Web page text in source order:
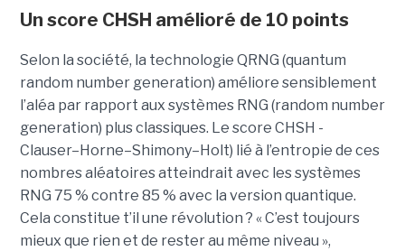
Un score CHSH amélioré de 10 points
Selon la société, la technologie QRNG (quantum
random number generation) améliore sensiblement
l’aléa par rapport aux systèmes RNG (random number
generation) plus classiques. Le score CHSH -
Clauser–Horne–Shimony–Holt) lié à l’entropie de ces
nombresaléatoiresatteindrait avec les systèmes
RNG 75 % contre 85 % avec la version quantique.
Cela constitue t’il une révolution ? «C’est toujours
mieux que rien et de rester au même niveau »,